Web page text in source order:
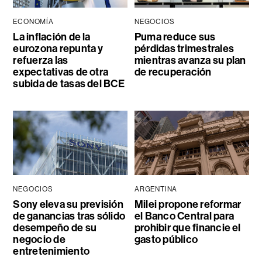
ECONOMÍA
La inflación de la
eurozona repunta y
refuerza las
expectativas de otra
subida de tasas del BCE
NEGOCIOS
Puma reduce sus
pérdidas trimestrales
mientras avanza su plan
de recuperación
NEGOCIOS
Sony eleva su previsión
de ganancias tras sólido
desempeño de su
negocio de
entretenimiento
ARGENTINA
Milei propone reformar
el Banco Central para
prohibir que financie el
gasto público